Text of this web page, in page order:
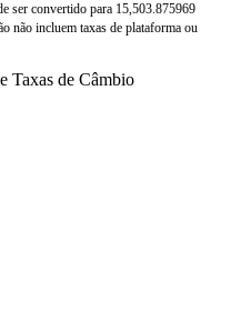
ser convertido para 15,503.875969
não incluem taxas de plataforma ou
Taxas de Câmbio